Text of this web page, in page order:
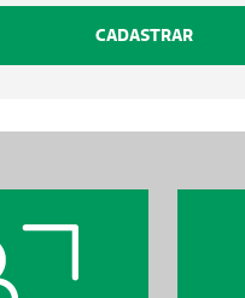
CADASTRAR